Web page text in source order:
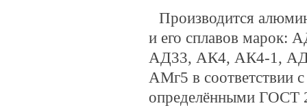
Производится
и его сплавов
АД33, АК4, АК4-1,
АМг5 в соответствии
определёнными ГOCT